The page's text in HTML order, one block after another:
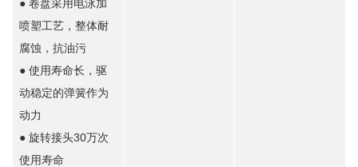
● 卷盘采用电泳加
喷塑工艺，整体耐
腐蚀，抗油污
● 使用寿命长，驱
动稳定的弹簧作为
动力
● 旋转接头30万次
使用寿命